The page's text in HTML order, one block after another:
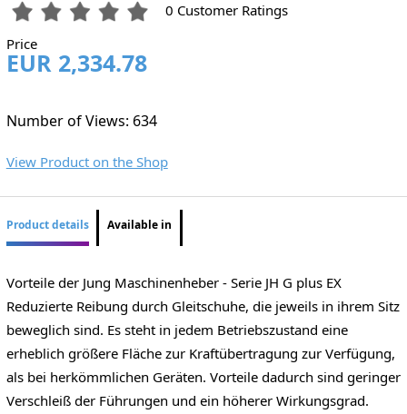
0 Customer Ratings
Price
EUR 2,334.78
Number of Views: 634
View Product on the Shop
Product details Available in
Vorteile der Jung Maschinenheber - Serie JH G plus EX
Reduzierte Reibung durch Gleitschuhe, die jeweils in ihrem Sitz
beweglich sind. Es steht in jedem Betriebszustand eine
erheblich größere Fläche zur Kraftübertragung zur Verfügung,
als bei herkömmlichen Geräten. Vorteile dadurch sind geringer
Verschleiß der Führungen und ein höherer Wirkungsgrad.